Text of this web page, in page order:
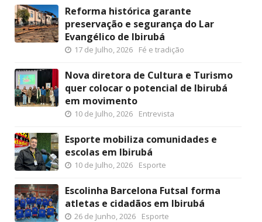
Reforma histórica garante
preservação e segurança do Lar
Evangélico de Ibirubá
17 de Julho, 2026 Fé e tradição
Nova diretora de Cultura e Turismo
quer colocar o potencial de Ibirubá
em movimento
10 de Julho, 2026 Entrevista
Esporte mobiliza comunidades e
escolas em Ibirubá
10 de Julho, 2026 Esporte
Escolinha Barcelona Futsal forma
atletas e cidadãos em Ibirubá
26 de Junho, 2026 Esporte